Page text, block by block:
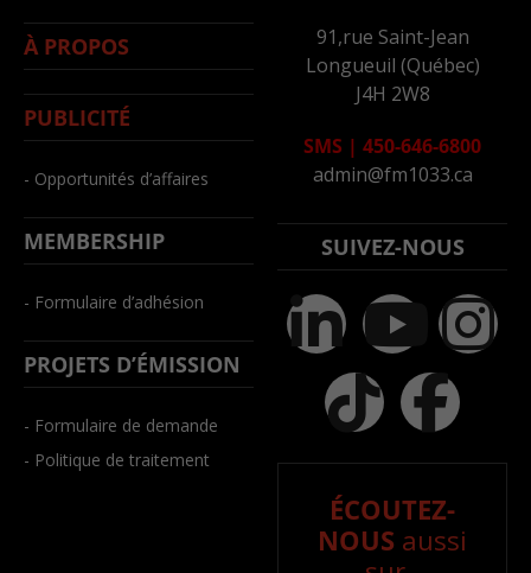
À PROPOS
PUBLICITÉ
- Opportunités d’affaires
MEMBERSHIP
- Formulaire d’adhésion
PROJETS D’ÉMISSION
- Formulaire de demande
- Politique de traitement
91,rue Saint-Jean
Longueuil (Québec)
J4H 2W8
SMS | 450-646-6800
admin@fm1033.ca
SUIVEZ-NOUS
ÉCOUTEZ-
NOUS aussi